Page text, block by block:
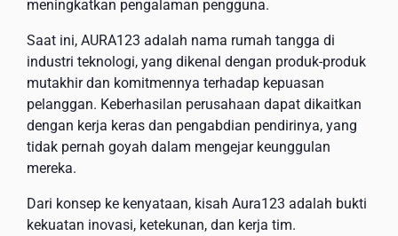
meningkatkan pengalaman pengguna.
Saat ini, AURA123 adalah nama rumah tangga di
industri teknologi, yang dikenal dengan produk-produk
mutakhir dan komitmennya terhadap kepuasan
pelanggan. Keberhasilan perusahaan dapat dikaitkan
dengan kerja keras dan pengabdian pendirinya, yang
tidak pernah goyah dalam mengejar keunggulan
mereka.
Dari konsep ke kenyataan, kisah Aura123 adalah bukti
kekuatan inovasi, ketekunan, dan kerja tim.